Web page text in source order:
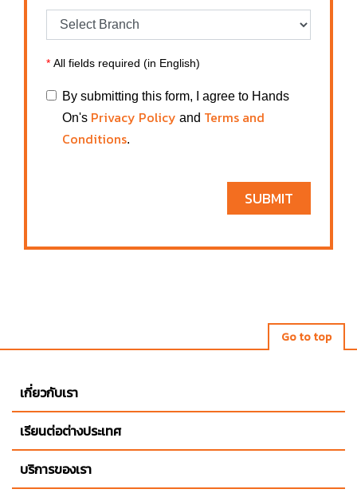
* All fields required (in English)
By submitting this form, I agree to Hands
On's Privacy Policy and Terms and
Conditions.
SUBMIT
Go to top
เกี่ยวกับเรา
เรียนต่อต่างประเทศ
บริการของเรา